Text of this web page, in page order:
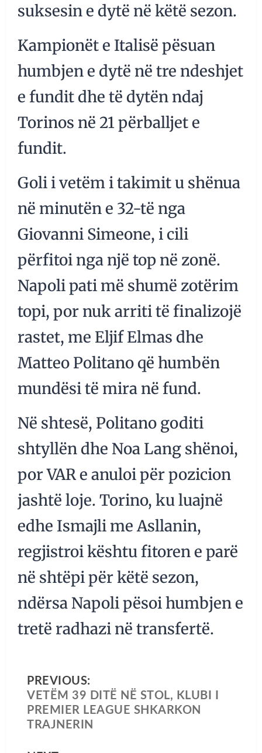
suksesin e dytë në këtë sezon.
Kampionët e Italisë pësuan
humbjen e dytë në tre ndeshjet
e fundit dhe të dytën ndaj
Torinos në 21 përballjet e
fundit.
Goli i vetëm i takimit u shënua
në minutën e 32-të nga
Giovanni Simeone, i cili
përfitoi nga një top në zonë.
Napoli pati më shumë zotërim
topi, por nuk arriti të finalizojë
rastet, me Eljif Elmas dhe
Matteo Politano që humbën
mundësi të mira në fund.
Në shtesë, Politano goditi
shtyllën dhe Noa Lang shënoi,
por VAR e anuloi për pozicion
jashtë loje. Torino, ku luajnë
edhe Ismajli me Asllanin,
regjistroi kështu fitoren e parë
në shtëpi për këtë sezon,
ndërsa Napoli pësoi humbjen e
tretë radhazi në transfertë.
PREVIOUS:
VETËM 39 DITË NË STOL, KLUBI I
PREMIER LEAGUE SHKARKON
TRAJNERIN